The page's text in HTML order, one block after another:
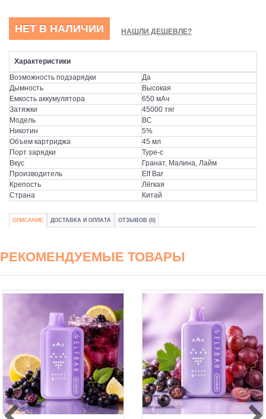
НЕТ В НАЛИЧИИ НАШЛИ ДЕШЕВЛЕ?
Характеристики
Возможность подзарядки
Да
Дымность
Высокая
Емкость аккумулятора
650 мАч
Затяжки
45000 тяг
Модель
BC
Никотин
5%
Объем картриджа
45 мл
Порт зарядки
Type-c
Вкус
Гранат, Малина, Лайм
Производитель
Elf Bar
Крепость
Лёгкая
Страна
Китай
ОПИСАНИЕ ДОСТАВКА И ОПЛАТА ОТЗЫВОВ (0)
РЕКОМЕНДУЕМЫЕ ТОВАРЫ